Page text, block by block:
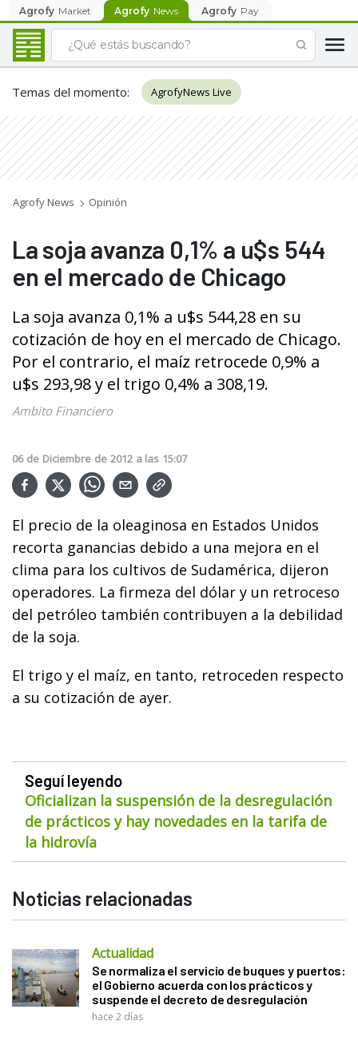
Agrofy Market Agrofy News Agrofy Pay
Temas del momento: AgrofyNews Live
Agrofy News Opinión
La soja avanza 0,1% a u$s 544
en el mercado de Chicago
La soja avanza 0,1% a u$s 544,28 en su
cotización de hoy en el mercado de Chicago.
Por el contrario, el maíz retrocede 0,9% a
u$s 293,98 y el trigo 0,4% a 308,19.
Ambito Financiero
06 de Diciembre de 2012 a las 15:07
El precio de la oleaginosa en Estados Unidos
recorta ganancias debido a una mejora en el
clima para los cultivos de Sudamérica, dijeron
operadores. La firmeza del dólar y un retroceso
del petróleo también contribuyen a la debilidad
de la soja.
El trigo y el maíz, en tanto, retroceden respecto
a su cotización de ayer.
Seguí leyendo
Oficializan la suspensión de la desregulación
de prácticos y hay novedades en la tarifa de
la hidrovía
Noticias relacionadas
Actualidad
Se normaliza el servicio de buques y puertos:
el Gobierno acuerda con los prácticos y
suspende el decreto de desregulación
hace 2 días